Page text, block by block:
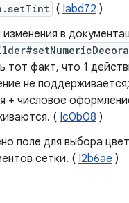
( Iabd72 )
в
тот факт, что 1
не
+ числовое
( Ic0b08 )
поле для выбора
сетки. ( I2b6ae )